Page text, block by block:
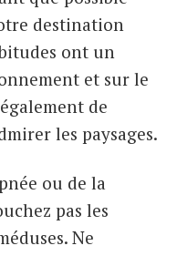
destination
ont un
et sur le
de
les paysages.
ou de la
pas les
Ne